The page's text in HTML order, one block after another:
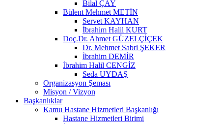
Bilal ÇAY
Bülent Mehmet METİN
Servet KAYHAN
İbrahim Halil KURT
Doç.Dr. Ahmet GÜZELÇİÇEK
Dr. Mehmet Sabri ŞEKER
İbrahim DEMİR
İbrahim Halil CENGİZ
Seda UYDAŞ
Organizasyon Şeması
Misyon / Vizyon
Başkanlıklar
Kamu Hastane Hizmetleri Başkanlığı
Hastane Hizmetleri Birimi